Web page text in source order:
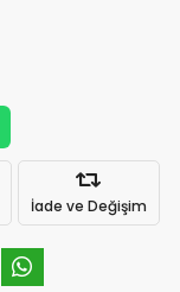
İade ve Değişim